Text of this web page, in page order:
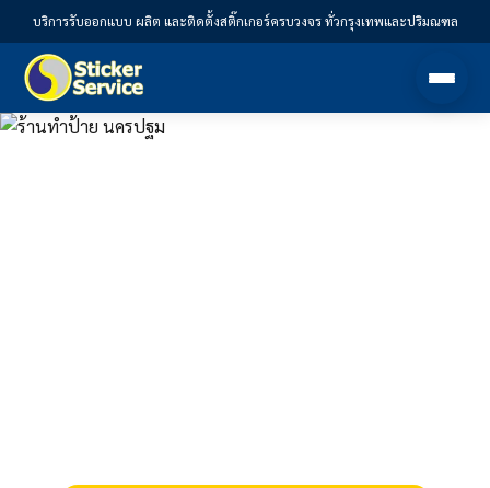
บริการรับออกแบบ ผลิต และติดตั้งสติ๊กเกอร์ครบวงจร ทั่วกรุงเทพและปริมณฑล